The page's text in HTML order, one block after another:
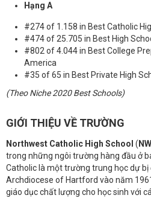
Hạng A
#274 of 1.158 in Best Catholic
#474 of 25.705 in Best High
#802 of 4.044 in Best College
America
#35 of 65 in Best Private High
(Theo Niche 2020 Best Schools)
GIỚI THIỆU VỀ TRƯỜNG
Northwest Catholic High School (
trong những ngôi trường hàng đầu ở
Catholic là một trường trung học dự bị
Archdiocese of Hartford vào năm
giáo dục chất lượng cho học sinh với